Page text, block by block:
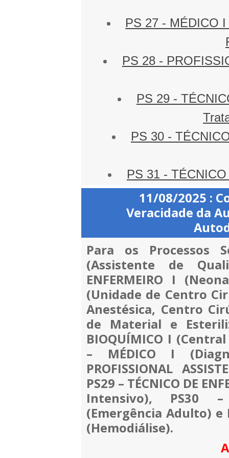
PS 27 - MÉDICO
PS 28 -
PS 29 -
PS 30 -
PS 31 -
11/08/2025 :
Veracidade da
Para os Processos
(Assistente de
ENFERMEIRO I
(Unidade de Centro
Anestésica, Centro
de Material e
BIOQUÍMICO I
– MÉDICO I
PROFISSIONAL
PS29 – TÉCNICO DE
Intensivo), PS30 –
(Emergência Adulto) e
(Hemodiálise).